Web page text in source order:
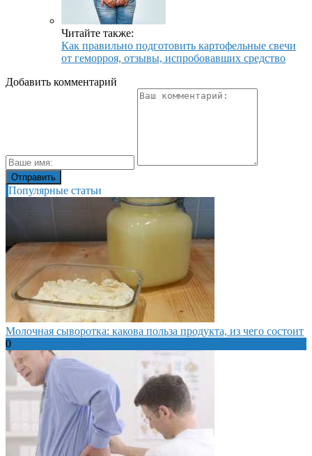
Читайте также:
Как правильно подготовить картофельные свечи
от геморроя, отзывы, испробовавших средство
Добавить комментарий
Популярные статьи
Молочная сыворотка: какова польза продукта, из чего состоит
0